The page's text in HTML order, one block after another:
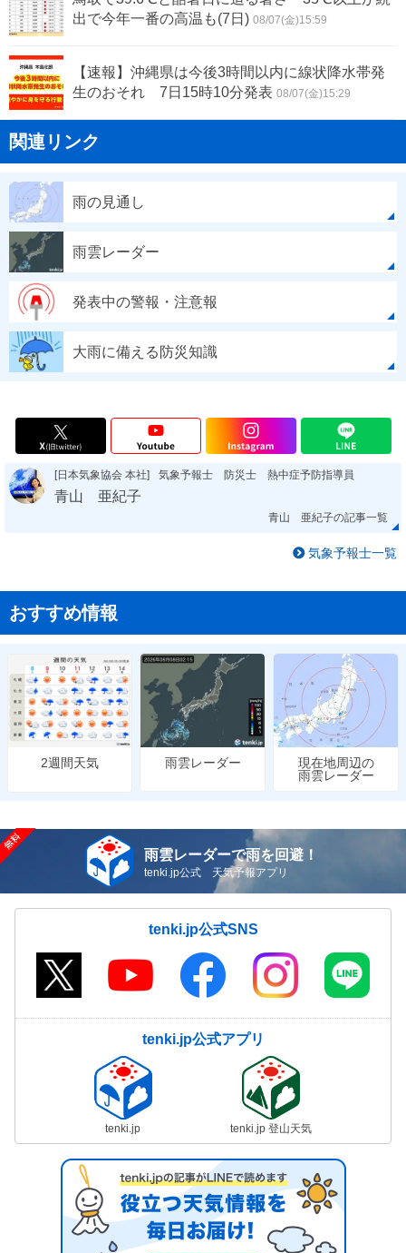
出で今年一番の高温も(7日) 08/07(金)15:59
【速報】沖縄県は今後3時間以内に線状降水帯発
生のおそれ 7日15時10分発表 08/07(金)15:29
関連リンク
雨の見通し
雨雲レーダー
発表中の警報・注意報
大雨に備える防災知識
[日本気象協会 本社] 気象予報士 防災士 熱中症予防指導員
青山 亜紀子
青山 亜紀子の記事一覧
気象予報士一覧
おすすめ情報
2週間天気 雨雲レーダー
現在地周辺の
雨雲レーダー
雨雲レーダーで雨を回避！
tenki.jp公式 天気予報アプリ
tenki.jp公式SNS
tenki.jp公式アプリ
tenki.jp tenki.jp 登山天気